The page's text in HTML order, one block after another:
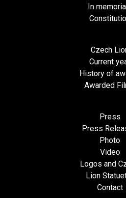
In
Czech
Current
History of
Awarded
Press
Press
Photo
Video
Logos and
Lion
Contact